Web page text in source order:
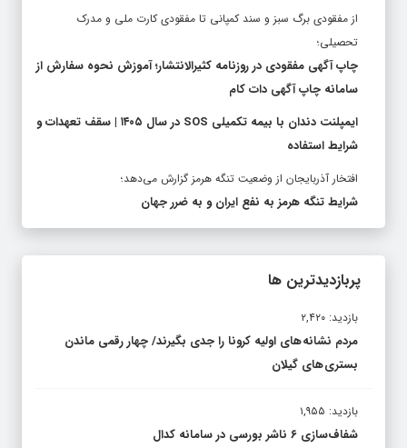
از مفقودی برگ سبز و سند کمپانی تا مفقودی کارت ملی و مدرک
تحصیلی؛
چاپ آگهی مفقودی در روزنامه کثیرالانتشار؛ آموزش نحوه سفارش از
سامانه چاپ آگهی دات کام
ایمپلنت دندان با بیمه تکمیلی SOS در سال ۱۴۰۵ | سقف تعهدات و
شرایط استفاده
افتخار آذربایجان از وضعیت تنگه هرمز گزارش می‌دهد؛
شرایط تنگه هرمز به نفع ایران و به ضرر جهان
پربازدیدترین ها
بازدید: ۲,۴۲۰
مردم نشانه های اولیه کرونا را جدی بگیرند/ چهار رقمی ماندن
بستری های گیلان
بازدید: ۱,۹۵۵
شفاف‌سازی ۶ ناشر بورسی در سامانه کدال